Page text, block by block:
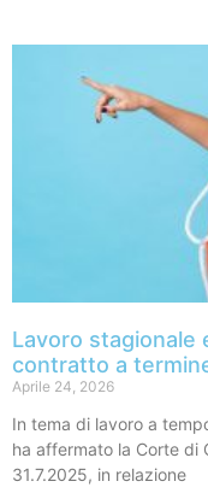
Lavoro stagionale
contratto a
Aprile 24, 2026
In tema di lavoro a
ha affermato la Corte di
31.7.2025, in relazione